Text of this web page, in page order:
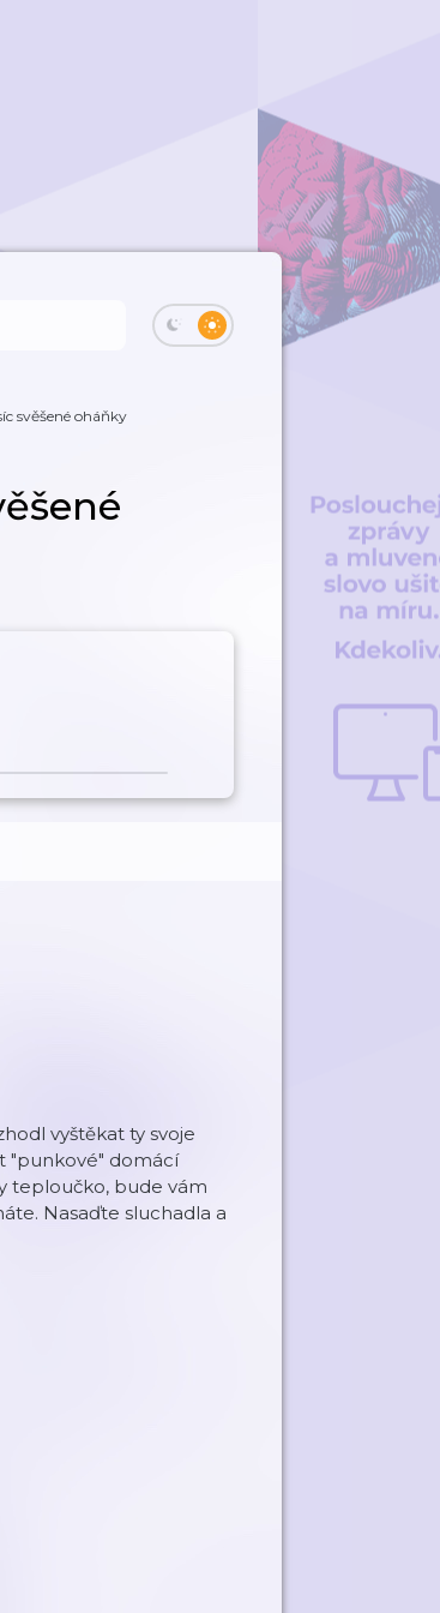
svěšené oháňky
vyštěkat ty svoje
"punkové" domácí
teploučko, bude vám
Nasaďte sluchadla a